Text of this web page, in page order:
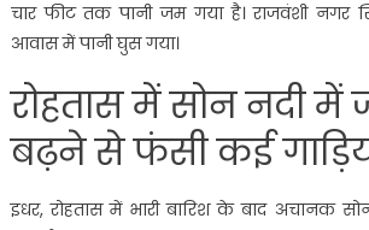
चार फीट तक पानी जम गया है। राजवंशी नगर
आवास में पानी घुस गया।
रोहतास में सोन नदी
बढ़ने से फंसी कई
इधर, रोहतास में भारी बारिश के बाद अचानक